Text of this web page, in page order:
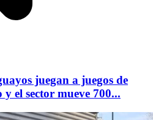
juegan a juegos de
el sector mueve 700...